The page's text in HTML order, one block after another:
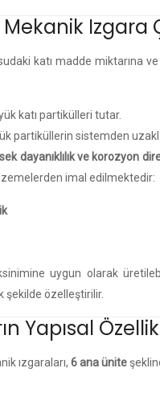
Mekanik Izgara
katı madde miktarına
katı partikülleri tutar.
partiküllerin sistemden
dayanıklılık ve korozyon
imal edilmektedir:
uygun olarak
şekilde özelleştirilir.
Yapısal
ızgaraları, 6 ana ünite